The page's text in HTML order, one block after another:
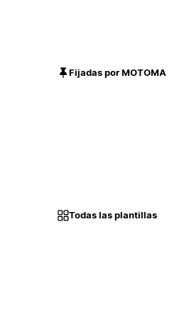
Fijadas por MOTOMA
Todas las plantillas